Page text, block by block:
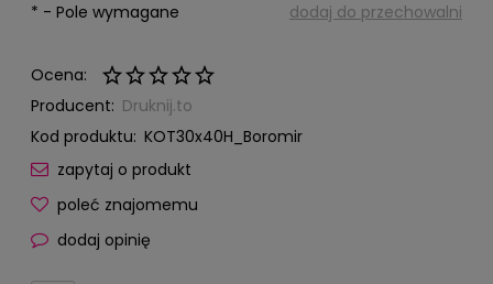
dodaj do przechowalni
* - Pole wymagane
Ocena:
Producent: Druknij.to
Kod produktu: KOT30x40H_Boromir
zapytaj o produkt
poleć znajomemu
dodaj opinię